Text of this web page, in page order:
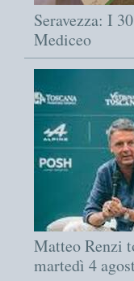
Seravezza: I
Mediceo
Matteo Renzi
martedì 4